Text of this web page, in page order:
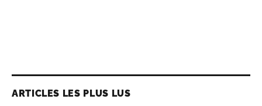
ARTICLES LES PLUS LUS